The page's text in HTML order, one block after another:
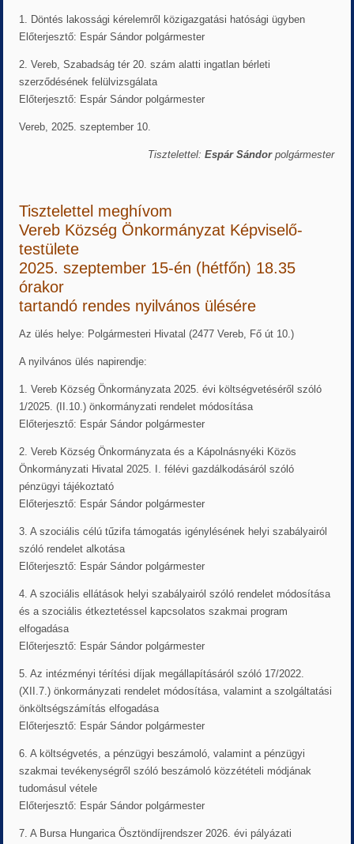
1. Döntés lakossági kérelemről közigazgatási hatósági ügyben
Előterjesztő: Espár Sándor polgármester
2. Vereb, Szabadság tér 20. szám alatti ingatlan bérleti
szerződésének felülvizsgálata
Előterjesztő: Espár Sándor polgármester
Vereb, 2025. szeptember 10.
Tisztelettel:Espár Sándorpolgármester
Tisztelettel meghívom
Vereb Község Önkormányzat Képviselő-
testülete
2025. szeptember 15-én (hétfőn) 18.35
órakor
tartandó rendes nyilvános ülésére
Az ülés helye: Polgármesteri Hivatal (2477 Vereb, Fő út 10.)
A nyilvános ülés napirendje:
1. Vereb Község Önkormányzata 2025. évi költségvetéséről szóló
1/2025. (II.10.) önkormányzati rendelet módosítása
Előterjesztő: Espár Sándor polgármester
2. Vereb Község Önkormányzata és a Kápolnásnyéki Közös
Önkormányzati Hivatal 2025. I. félévi gazdálkodásáról szóló
pénzügyi tájékoztató
Előterjesztő: Espár Sándor polgármester
3. A szociális célú tűzifa támogatás igénylésének helyi szabályairól
szóló rendelet alkotása
Előterjesztő: Espár Sándor polgármester
4. A szociális ellátások helyi szabályairól szóló rendelet módosítása
és a szociális étkeztetéssel kapcsolatos szakmai program
elfogadása
Előterjesztő: Espár Sándor polgármester
5. Az intézményi térítési díjak megállapításáról szóló 17/2022.
(XII.7.) önkormányzati rendelet módosítása, valamint a szolgáltatási
önköltségszámítás elfogadása
Előterjesztő: Espár Sándor polgármester
6. A költségvetés, a pénzügyi beszámoló, valamint a pénzügyi
szakmai tevékenységről szóló beszámoló közzétételi módjának
tudomásul vétele
Előterjesztő: Espár Sándor polgármester
7. A Bursa Hungarica Ösztöndíjrendszer 2026. évi pályázati